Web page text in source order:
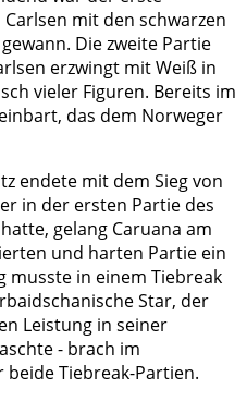
mit den schwarzen
Die zweite Partie
erzwingt mit Weiß in
vieler Figuren. Bereits im
das dem Norweger
endete mit dem Sieg von
in der ersten Partie des
gelang Caruana am
und harten Partie ein
musste in einem Tiebreak
Star, der
Leistung in seiner
- brach im
Tiebreak-Partien.